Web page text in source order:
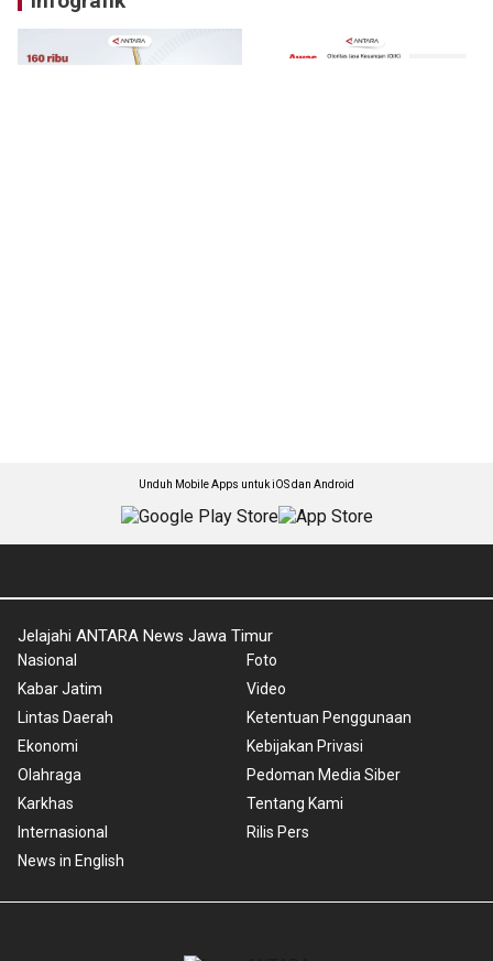
Unduh Mobile Apps untuk iOS dan Android
Jelajahi ANTARA News Jawa Timur
Nasional
Kabar Jatim
Lintas Daerah
Ekonomi
Olahraga
Karkhas
Internasional
News in English
Foto
Video
Ketentuan Penggunaan
Kebijakan Privasi
Pedoman Media Siber
Tentang Kami
Rilis Pers